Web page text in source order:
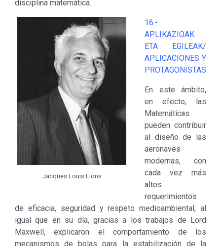
disciplina matemática.
Jacques Louis Lions
16.-
APLIKAZIOAK
ETA EGILEAK/
APLICACIONES Y
PROTAGONISTAS
En este ámbito,
en efecto, las
Matemáticas
pueden contribuir
al diseño de las
aeronaves
modernas, con
cada vez más
altos
requerimientos
de eficacia, seguridad y respeto medioambiental, al
igual que en su día, gracias a los trabajos de Lord
Maxwell, explicaron el comportamiento de los
mecanismos de bolas para la estabilización de la